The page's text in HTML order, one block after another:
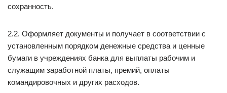
сохранность.
2.2. Оформляет документы и получает в соответствии с
установленным порядком денежные средства и ценные
бумаги в учреждениях банка для выплаты рабочим и
служащим заработной платы, премий, оплаты
командировочных и других расходов.